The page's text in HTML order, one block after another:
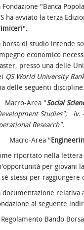
Fondazione "Banca
ha avviato la terza
".
borsa di studio intende
economico
presso una delle
QS World University
delle seguenti discipline:
Macro-Area "Social
Studies";
iv.
Research".
Macro-Area "
riportato nella
per giovani
stessi per
documentazione relativa
al seguente
Regolamento Bando